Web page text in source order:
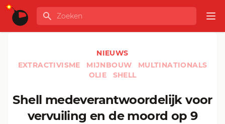
Ga naar de inhoud
GLOBALINFO
Zoeken
NIEUWS
EXTRACTIVISME
MIJNBOUW
MULTINATIONALS
OLIE
SHELL
Shell medeverantwoordelijk voor
vervuiling en de moord op 9